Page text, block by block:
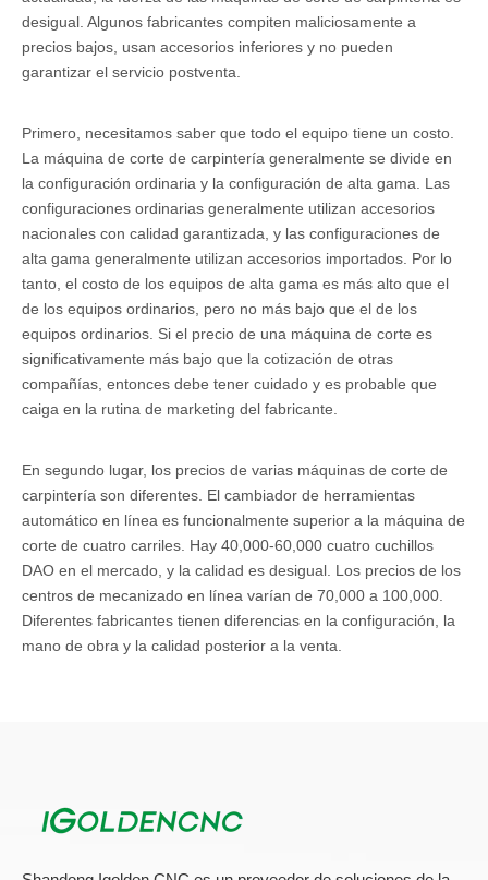
desigual. Algunos fabricantes compiten maliciosamente a
precios bajos, usan accesorios inferiores y no pueden
garantizar el servicio postventa.
Primero, necesitamos saber que todo el equipo tiene un costo.
La máquina de corte de carpintería generalmente se divide en
la configuración ordinaria y la configuración de alta gama. Las
configuraciones ordinarias generalmente utilizan accesorios
nacionales con calidad garantizada, y las configuraciones de
alta gama generalmente utilizan accesorios importados. Por lo
tanto, el costo de los equipos de alta gama es más alto que el
de los equipos ordinarios, pero no más bajo que el de los
equipos ordinarios. Si el precio de una máquina de corte es
significativamente más bajo que la cotización de otras
compañías, entonces debe tener cuidado y es probable que
caiga en la rutina de marketing del fabricante.
En segundo lugar, los precios de varias máquinas de corte de
carpintería son diferentes. El cambiador de herramientas
automático en línea es funcionalmente superior a la máquina de
corte de cuatro carriles. Hay 40,000-60,000 cuatro cuchillos
DAO en el mercado, y la calidad es desigual. Los precios de los
centros de mecanizado en línea varían de 70,000 a 100,000.
Diferentes fabricantes tienen diferencias en la configuración, la
mano de obra y la calidad posterior a la venta.
manual, el ahorro de mano de obra y, al mismo tiempo, puede